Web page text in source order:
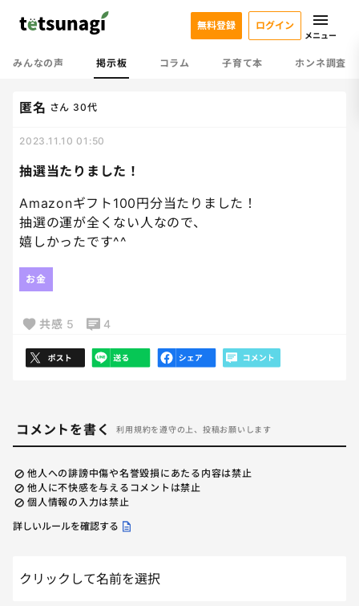
みんなの声 掲示板 コラム 子育て本 ホンネ調査
無料登録 ログイン
メニュー
抽選当たりました！
匿名 さん 30代
2023.11.10 01:50
Amazonギフト100円分当たりました！
抽選の運が全くない人なので、
嬉しかったです^^
お金
共感 5 4
コメントを書く 利用規約を遵守の上、投稿お願いします
他人への誹謗中傷や名誉毀損にあたる内容は禁止
他人に不快感を与えるコメントは禁止
個人情報の入力は禁止
詳しいルールを確認する
クリックして名前を選択